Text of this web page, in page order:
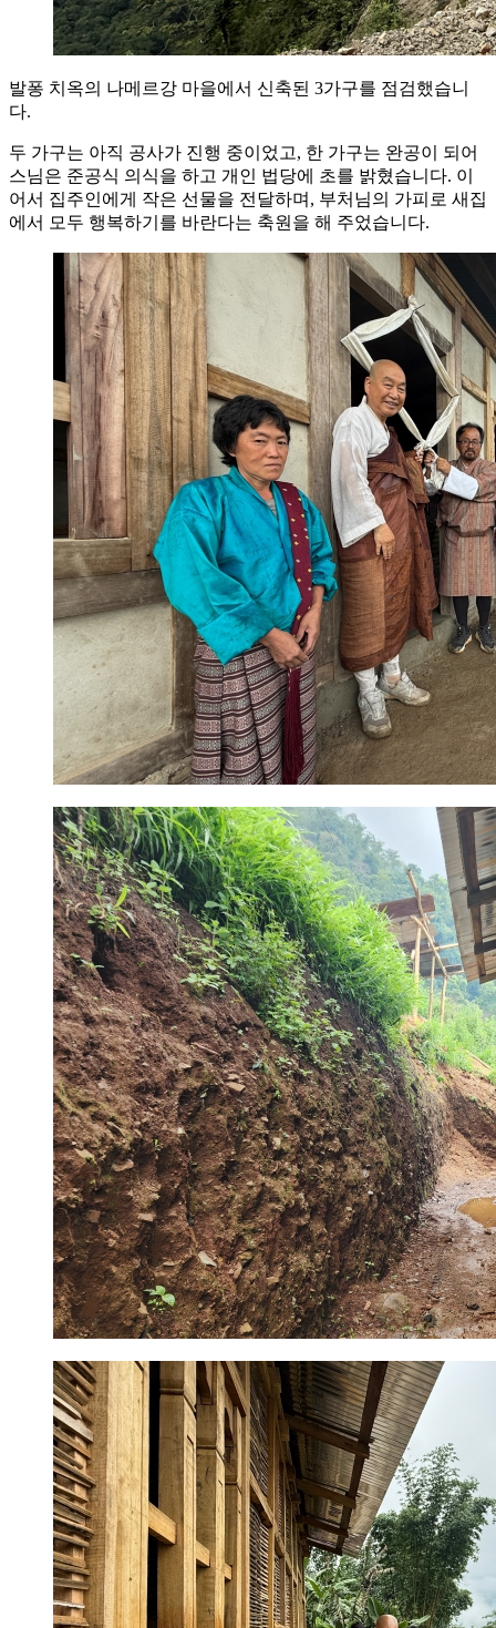
발퐁 치옥의 나메르강 마을에서 신축된 3가구를 점검했습니
다.
두 가구는 아직 공사가 진행 중이었고, 한 가구는 완공이 되어
스님은 준공식 의식을 하고 개인 법당에 초를 밝혔습니다. 이
어서 집주인에게 작은 선물을 전달하며, 부처님의 가피로 새집
에서 모두 행복하기를 바란다는 축원을 해 주었습니다.